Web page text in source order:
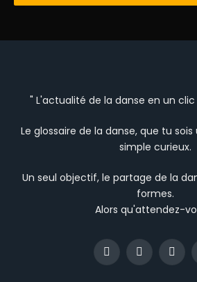
" L'actualité de la danse en un
Le glossaire de la danse, que tu
simple curieux.
Un seul objectif, le partage de la
formes.
Alors qu'attendez-
FacebookInstagram